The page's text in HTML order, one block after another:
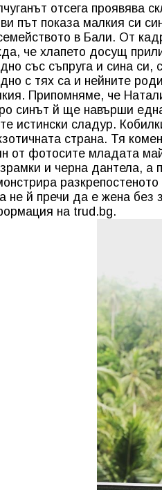
отсега проявява
път показа малкия си
в Бали. От
че хлапето досущ
със съпруга и сина си,
с тях са и нейните
Припомняме, че
синът й ще навърши
истински сладур.
страна. Тя
от фотосите младата
и черна дантела, а
не й пречи да е жена без
на trud.bg.